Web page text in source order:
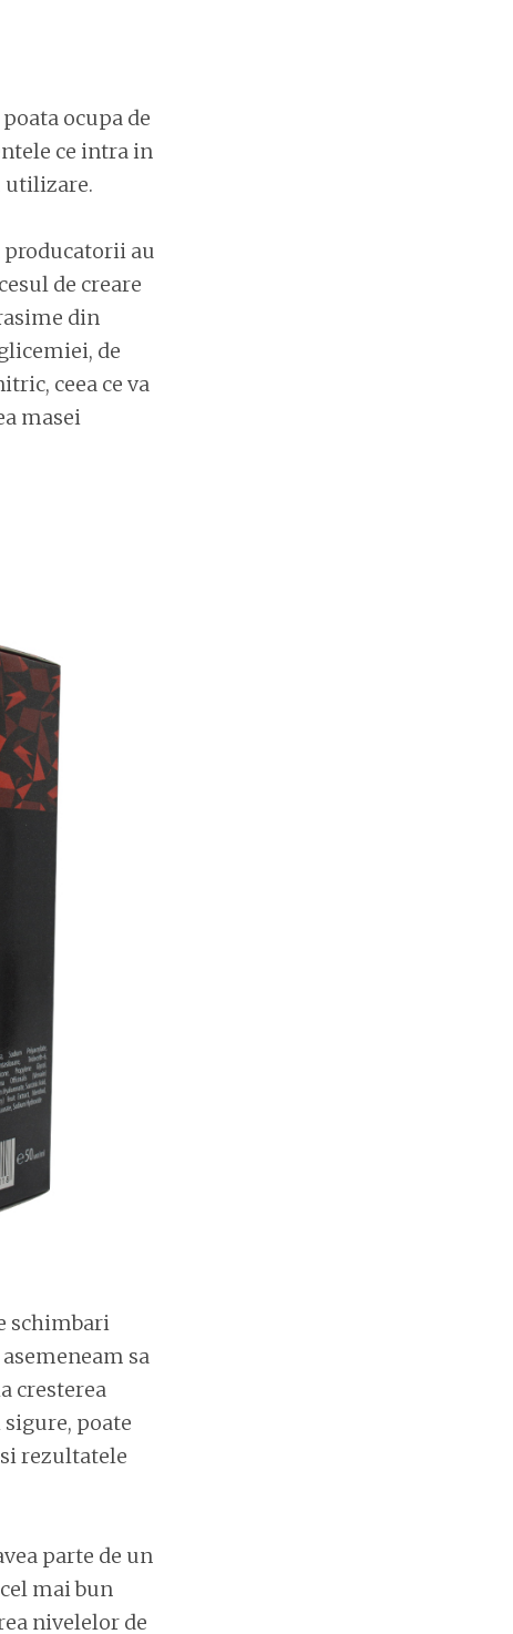
ocupa de
ce intra in
utilizare.
au
de creare
din
de
ceea ce va
masei
schimbari
sa
cresterea
poate
rezultatele
parte de un
mai bun
nivelelor de